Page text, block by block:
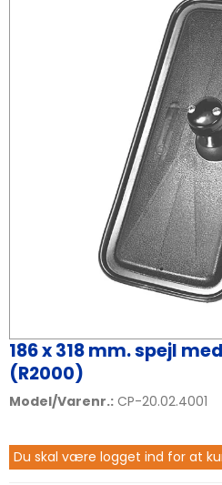
186 x 318 mm. spejl
(R2000)
Model/Varenr.: CP-20.02.4001
Du skal være logget ind for at